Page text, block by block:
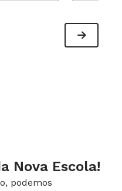
Nova Escola!
podemos